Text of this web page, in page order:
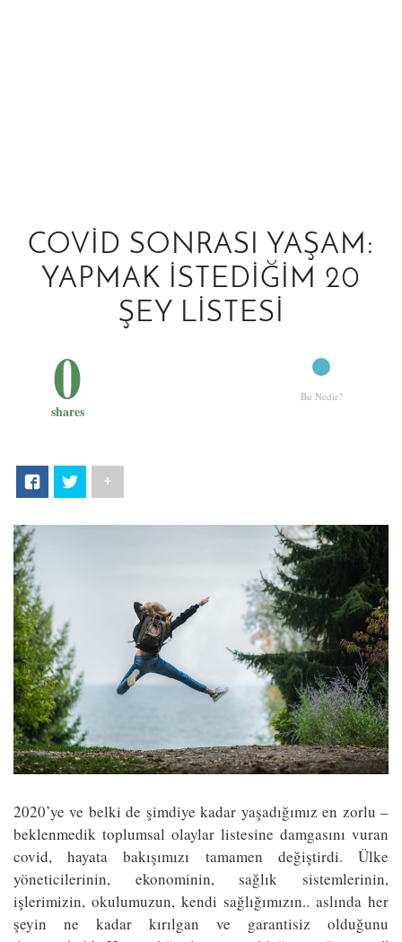
COVID SONRASI YAŞAM:
YAPMAK İSTEDIĞIM 20
ŞEY LISTESI
0
shares
+
Bu Nedir?
2020’ye ve belki de şimdiye kadar yaşadığımız en zorlu –
beklenmedik toplumsal olaylar listesine damgasını vuran
covid, hayata bakışımızı tamamen değiştirdi. Ülke
yöneticilerinin, ekonominin, sağlık sistemlerinin,
işlerimizin, okulumuzun, kendi sağlığımızın.. aslında her
şeyin ne kadar kırılgan ve garantisiz olduğunu